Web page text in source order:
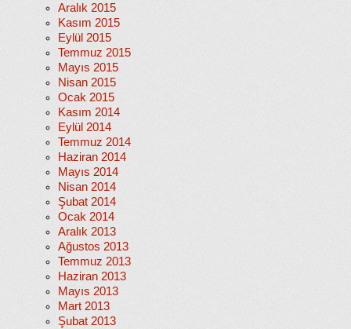
Aralık 2015
Kasım 2015
Eylül 2015
Temmuz 2015
Mayıs 2015
Nisan 2015
Ocak 2015
Kasım 2014
Eylül 2014
Temmuz 2014
Haziran 2014
Mayıs 2014
Nisan 2014
Şubat 2014
Ocak 2014
Aralık 2013
Ağustos 2013
Temmuz 2013
Haziran 2013
Mayıs 2013
Mart 2013
Şubat 2013